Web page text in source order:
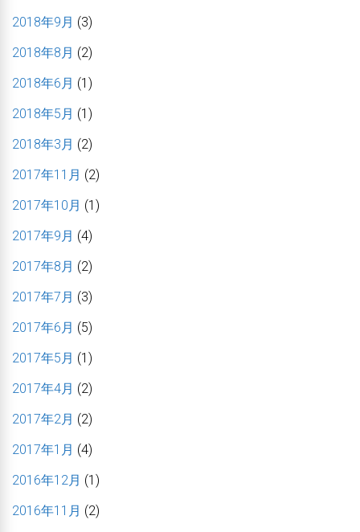
2018年9月 (3)
2018年8月 (2)
2018年6月 (1)
2018年5月 (1)
2018年3月 (2)
2017年11月 (2)
2017年10月 (1)
2017年9月 (4)
2017年8月 (2)
2017年7月 (3)
2017年6月 (5)
2017年5月 (1)
2017年4月 (2)
2017年2月 (2)
2017年1月 (4)
2016年12月 (1)
2016年11月 (2)